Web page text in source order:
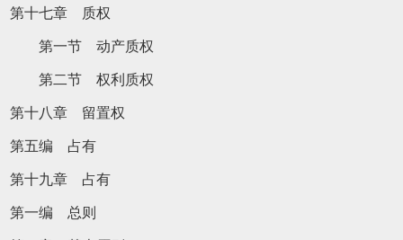
第十七章 质权
第一节 动产质权
第二节 权利质权
第十八章 留置权
第五编 占有
第十九章 占有
第一编 总则